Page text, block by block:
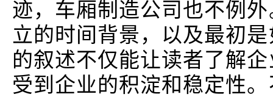
迹，车厢制造公司也不例
立的时间背景，以及最初
的叙述不仅能让读者了解
受到企业的积淀和稳定性